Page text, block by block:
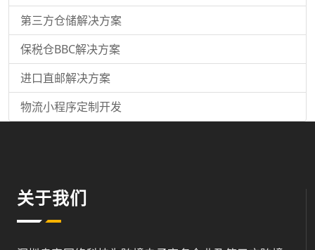
第三方仓储解决方案
保税仓BBC解决方案
进口直邮解决方案
物流小程序定制开发
关于我们